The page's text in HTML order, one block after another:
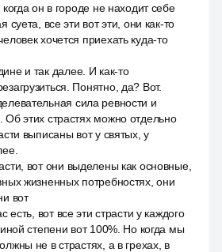
он в городе не находит себе
суета, все эти вот эти, они как-то
хочется приехать куда-то
и так далее. И как-то
Понятно, да? Вот.
сила ревности и
Об этих страстях можно отдельно
выписаны вот у святых, у
вот они выделены как основные,
жизненных потребностях, они
вот
есть, вот все эти страсти у каждого
степени вот 100%. Но когда мы
не в страстях, а в грехах, в